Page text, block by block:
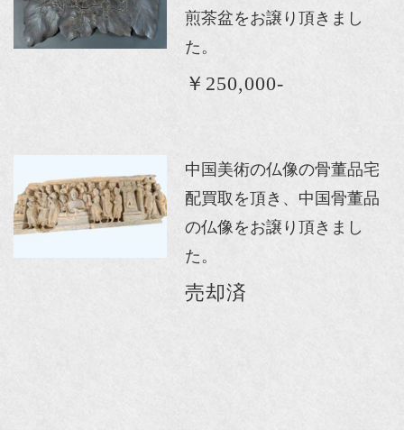
煎茶盆をお譲り頂きまし
た。
￥250,000-
中国美術の仏像の骨董品宅
配買取を頂き、中国骨董品
の仏像をお譲り頂きまし
た。
売却済